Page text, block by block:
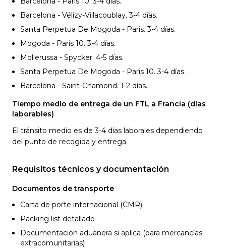
Barcelona - Vélizy-Villacoublay. 3-4 días.
Santa Perpetua De Mogoda - Paris. 3-4 días.
Mogoda - Paris 10. 3-4 días.
Mollerussa - Spycker. 4-5 días.
Santa Perpetua De Mogoda - Paris 10. 3-4 días.
Barcelona - Saint-Chamond. 1-2 días.
Tiempo medio de entrega de un FTL a Francia (días
laborables)
El tránsito medio es de 3-4 días laborales dependiendo
del punto de recogida y entrega.
Requisitos técnicos y documentación
Documentos de transporte
Carta de porte internacional (CMR)
Packing list detallado
Documentación aduanera si aplica (para mercancías
extracomunitarias)